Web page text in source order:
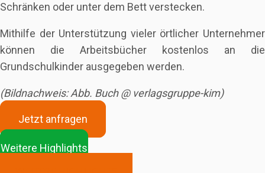
Schränken oder unter dem Bett verstecken.
Mithilfe der Unterstützung vieler örtlicher Unternehmer
können die Arbeitsbücher kostenlos an die
Grundschulkinder ausgegeben werden.
(Bildnachweis: Abb. Buch @ verlagsgruppe-kim)
Jetzt anfragen
Weitere Highlights